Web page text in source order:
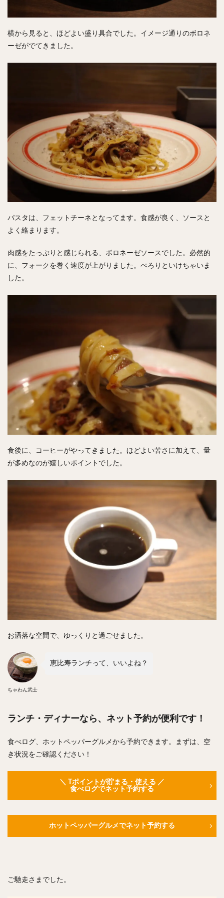
横から見ると、ほどよい盛り具合でした。イメージ通りのボロネ
ーゼがでてきました。
パスタは、フェットチーネとなってます。食感が良く、ソースと
よく絡まります。
肉感をたっぷりと感じられる、ボロネーゼソースでした。必然的
に、フォークを巻く速度が上がりました。ぺろりといけちゃいま
した。
食後に、コーヒーがやってきました。ほどよい苦さに加えて、量
が多めなのが嬉しいポイントでした。
お洒落な空間で、ゆっくりと過ごせました。
ちゃわん武士
恵比寿ランチって、いいよね？
ランチ・ディナーなら、ネット予約が便利です！
食べログ、ホットペッパーグルメから予約できます。まずは、空
き状況をご確認ください！
＼ Tポイントが貯まる・使える ／
食べログでネット予約する
ホットペッパーグルメでネット予約する
ご馳走さまでした。